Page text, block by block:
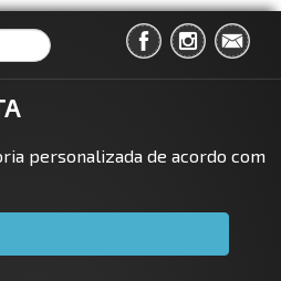
personalizada de acordo com